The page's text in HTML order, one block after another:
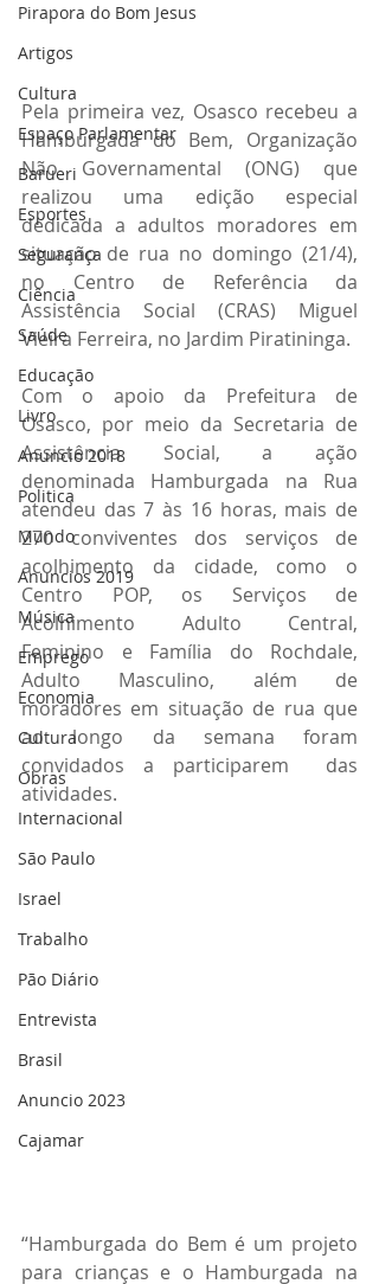
Pirapora do Bom Jesus
Artigos
Cultura
Espaço Parlamentar
Barueri
Esportes
Segurança
Ciência
Saúde
Educação
Livro
Anuncio 2018
Politica
Mundo
Anuncios 2019
Música
Emprego
Economia
Cultura
Obras
Internacional
São Paulo
Israel
Trabalho
Pão Diário
Entrevista
Brasil
Anuncio 2023
Cajamar
Pela primeira vez, Osasco recebeu a
Hamburgada do Bem, Organização
Não Governamental (ONG) que
realizou uma edição especial
dedicada a adultos moradores em
situação de rua no domingo (21/4),
no Centro de Referência da
Assistência Social (CRAS) Miguel
Vieira Ferreira, no Jardim Piratininga.
Com o apoio da Prefeitura de
Osasco, por meio da Secretaria de
Assistência Social, a ação
denominada Hamburgada na Rua
atendeu das 7 às 16 horas, mais de
270 conviventes dos serviços de
acolhimento da cidade, como o
Centro POP, os Serviços de
Acolhimento Adulto Central,
Feminino e Família do Rochdale,
Adulto Masculino, além de
moradores em situação de rua que
ao longo da semana foram
convidados a participarem  das
atividades.
“Hamburgada do Bem é um projeto
para crianças e o Hamburgada na